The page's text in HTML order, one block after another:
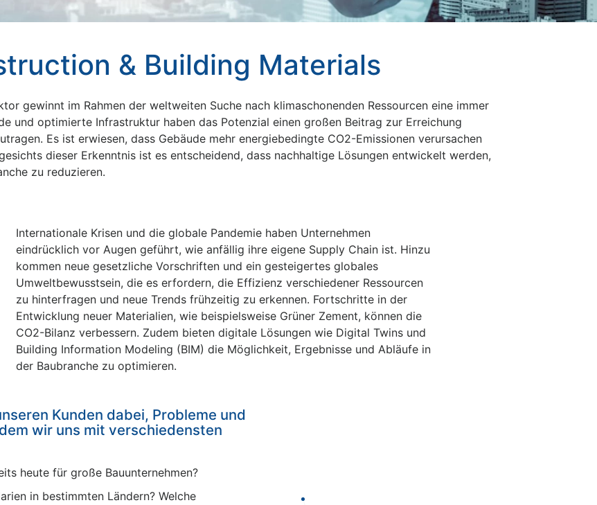
& Building Materials
gewinnt im Rahmen der weltweiten Suche nach klimaschonenden Ressourcen eine immer
und optimierte Infrastruktur haben das Potenzial einen großen Beitrag zur Erreichung
Es ist erwiesen, dass Gebäude mehr energiebedingte CO2-Emissionen verursachen
dieser Erkenntnis ist es entscheidend, dass nachhaltige Lösungen entwickelt werden,
zu reduzieren.
Internationale Krisen und die globale Pandemie haben Unternehmen
eindrücklich vor Augen geführt, wie anfällig ihre eigene Supply Chain ist. Hinzu
kommen neue gesetzliche Vorschriften und ein gesteigertes globales
Umweltbewusstsein, die es erfordern, die Effizienz verschiedener Ressourcen
zu hinterfragen und neue Trends frühzeitig zu erkennen. Fortschritte in der
Entwicklung neuer Materialien, wie beispielsweise Grüner Zement, können die
CO2-Bilanz verbessern. Zudem bieten digitale Lösungen wie Digital Twins und
Building Information Modeling (BIM) die Möglichkeit, Ergebnisse und Abläufe in
der Baubranche zu optimieren.
Kunden dabei, Probleme und
wir uns mit verschiedensten
heute für große Bauunternehmen?
in bestimmten Ländern? Welche